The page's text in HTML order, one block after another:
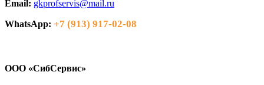
Email: gkprofservis@mail.ru
WhatsApp: +7 (913) 917-02-08
ООО «СибСервис»